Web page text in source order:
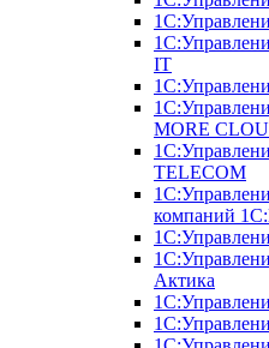
IT
MORE
TELECOM
компаний
Актика